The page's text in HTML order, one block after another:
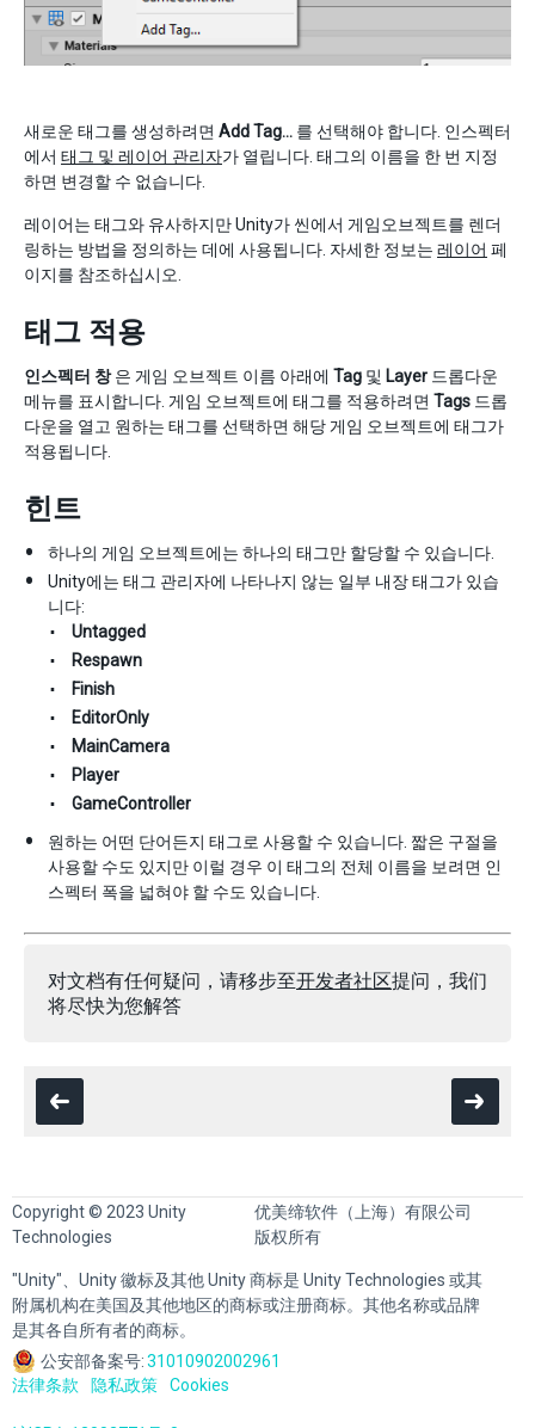
새로운 태그를 생성하려면 Add Tag… 를 선택해야 합니다. 인스펙터
에서 태그 및 레이어 관리자가 열립니다. 태그의 이름을 한 번 지정
하면 변경할 수 없습니다.
레이어는 태그와 유사하지만 Unity가 씬에서 게임오브젝트를 렌더
링하는 방법을 정의하는 데에 사용됩니다. 자세한 정보는 레이어 페
이지를 참조하십시오.
태그 적용
인스펙터 창은 게임 오브젝트 이름 아래에 Tag 및 Layer 드롭다운
메뉴를 표시합니다. 게임 오브젝트에 태그를 적용하려면 Tags 드롭
다운을 열고 원하는 태그를 선택하면 해당 게임 오브젝트에 태그가
적용됩니다.
힌트
하나의 게임 오브젝트에는 하나의 태그만 할당할 수 있습니다.
Unity에는 태그 관리자에 나타나지 않는 일부 내장 태그가 있습
니다:
Untagged
Respawn
Finish
EditorOnly
MainCamera
Player
GameController
원하는 어떤 단어든지 태그로 사용할 수 있습니다. 짧은 구절을
사용할 수도 있지만 이럴 경우 이 태그의 전체 이름을 보려면 인
스펙터 폭을 넓혀야 할 수도 있습니다.
对文档有任何疑问，请移步至开发者社区提问，我们
将尽快为您解答
Copyright © 2023 Unity
Technologies
优美缔软件（上海）有限公司
版权所有
"Unity"、Unity 徽标及其他 Unity 商标是 Unity Technologies 或其
附属机构在美国及其他地区的商标或注册商标。其他名称或品牌
是其各自所有者的商标。
公安部备案号:31010902002961
法律条款
隐私政策 Cookies